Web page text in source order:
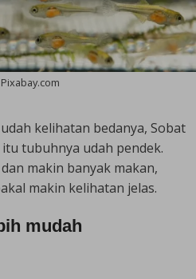
kelihatan bedanya, Sobat
tubuhnya udah pendek.
makin banyak makan,
makin kelihatan jelas.
mudah